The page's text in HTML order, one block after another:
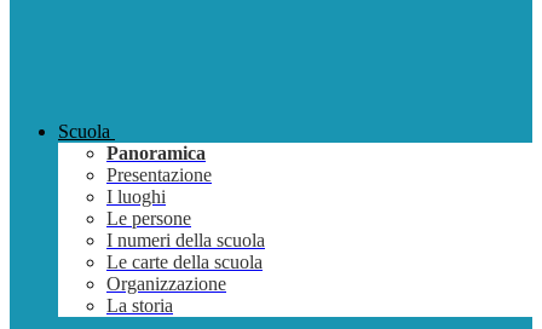
Scuola
Panoramica
Presentazione
I luoghi
Le persone
I numeri della scuola
Le carte della scuola
Organizzazione
La storia